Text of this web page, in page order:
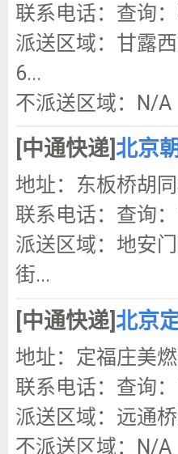
联系电话：查询
派送区域：甘露
6...
不派送区域：N/A
[中通快递]北京
地址：东板桥胡
联系电话：查询
派送区域：地安
街...
[中通快递]北京
地址：定福庄美
联系电话：查询
派送区域：远通
不派送区域：N/A